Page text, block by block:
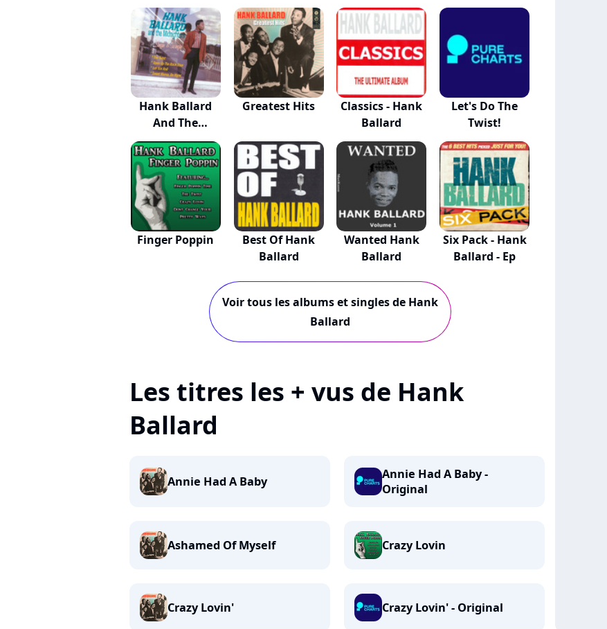
Hank Ballard
And The
Midnight...
Greatest Hits
Classics - Hank
Ballard
Let's Do The
Twist!
Finger Poppin
Best Of Hank
Ballard
Wanted Hank
Ballard
Six Pack - Hank
Ballard - Ep
Voir tous les albums et singles de Hank
Ballard
Les titres les + vus de Hank
Ballard
Annie Had A Baby
Annie Had A Baby -
Original
Ashamed Of Myself Crazy Lovin
Crazy Lovin' Crazy Lovin' - Original